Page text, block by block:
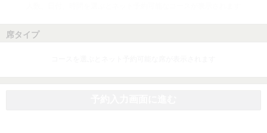
席タイプ